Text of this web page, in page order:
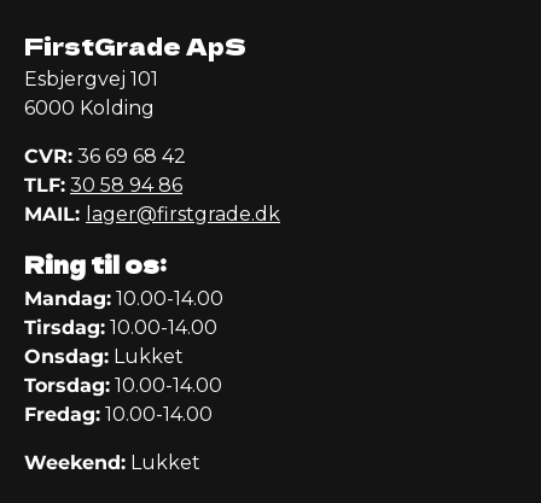
FirstGrade ApS
Esbjergvej 101
6000 Kolding
CVR: 36 69 68 42
TLF: 30 58 94 86
MAIL: lager@firstgrade.dk
Ring til os:
Mandag: 10.00-14.00
Tirsdag: 10.00-14.00
Onsdag: Lukket
Torsdag: 10.00-14.00
Fredag: 10.00-14.00
Weekend: Lukket